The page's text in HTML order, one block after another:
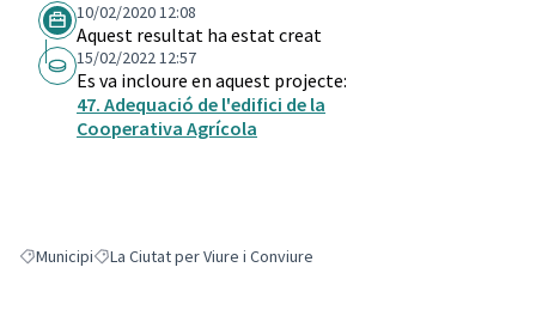
10/02/2020 12:08
Aquest resultat ha estat creat
15/02/2022 12:57
Es va incloure en aquest projecte:
47. Adequació de l'edifici de la
Cooperativa Agrícola
Resultats en filtrar per: Municipi
MunicipiResultats en filtrar per: La Ciutat per Viure i Conviure
La Ciutat per Viure i Conviure